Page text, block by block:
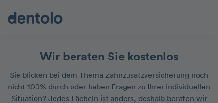
Wir beraten Sie kostenlos
Sie blicken bei dem Thema Zahnzusatzversicherung noch
nicht 100% durch oder haben Fragen zu Ihrer individuellen
Situation? Jedes Lächeln ist anders, deshalb beraten wir